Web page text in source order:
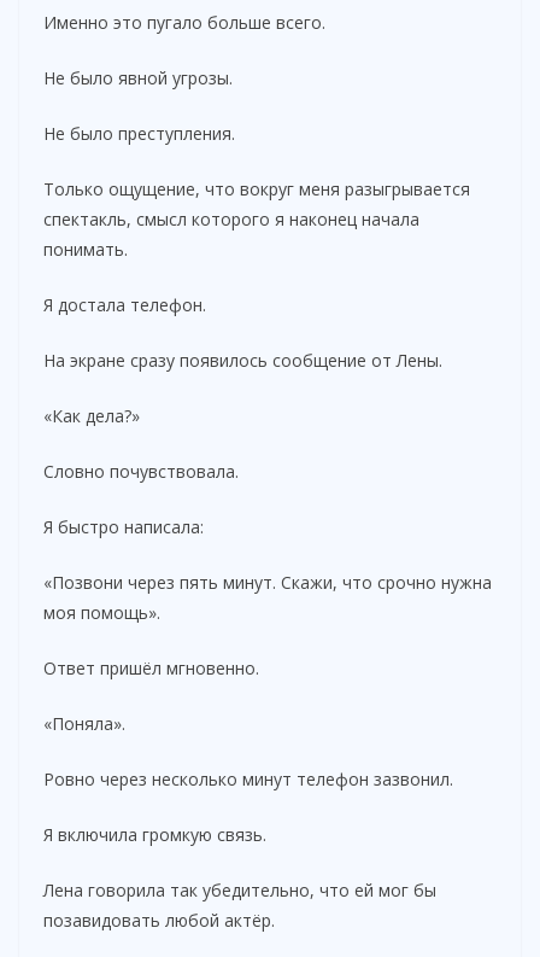
Именно это пугало больше всего.
Не было явной угрозы.
Не было преступления.
Только ощущение, что вокруг меня разыгрывается
спектакль, смысл которого я наконец начала
понимать.
Я достала телефон.
На экране сразу появилось сообщение от Лены.
«Как дела?»
Словно почувствовала.
Я быстро написала:
«Позвони через пять минут. Скажи, что срочно нужна
моя помощь».
Ответ пришёл мгновенно.
«Поняла».
Ровно через несколько минут телефон зазвонил.
Я включила громкую связь.
Лена говорила так убедительно, что ей мог бы
позавидовать любой актёр.